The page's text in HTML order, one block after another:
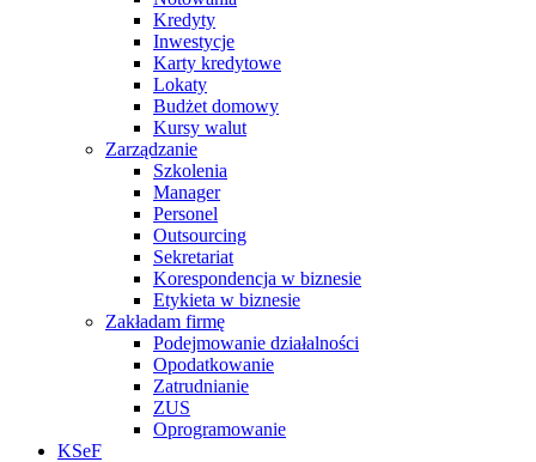
Kredyty
Inwestycje
Karty kredytowe
Lokaty
Budżet domowy
Kursy walut
Zarządzanie
Szkolenia
Manager
Personel
Outsourcing
Sekretariat
Korespondencja w biznesie
Etykieta w biznesie
Zakładam firmę
Podejmowanie działalności
Opodatkowanie
Zatrudnianie
ZUS
Oprogramowanie
KSeF